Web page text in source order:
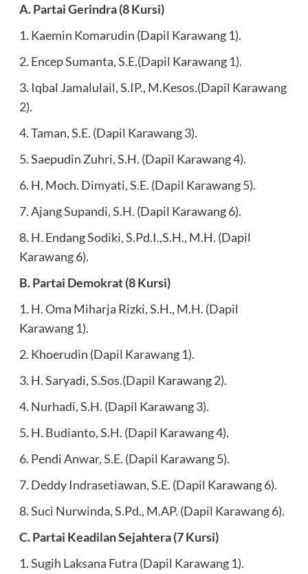
A. Partai Gerindra (8 Kursi)
1. Kaemin Komarudin (Dapil Karawang 1).
2. Encep Sumanta, S.E.(Dapil Karawang 1).
3. Iqbal Jamalulail, S.IP., M.Kesos.(Dapil Karawang
2).
4. Taman, S.E. (Dapil Karawang 3).
5. Saepudin Zuhri, S.H. (Dapil Karawang 4).
6. H. Moch. Dimyati, S.E. (Dapil Karawang 5).
7. Ajang Supandi, S.H. (Dapil Karawang 6).
8. H. Endang Sodiki, S.Pd.I.,S.H., M.H. (Dapil
Karawang 6).
B. Partai Demokrat (8 Kursi)
1. H. Oma Miharja Rizki, S.H., M.H. (Dapil
Karawang 1).
2. Khoerudin (Dapil Karawang 1).
3. H. Saryadi, S.Sos.(Dapil Karawang 2).
4. Nurhadi, S.H. (Dapil Karawang 3).
5. H. Budianto, S.H. (Dapil Karawang 4).
6. Pendi Anwar, S.E. (Dapil Karawang 5).
7. Deddy Indrasetiawan, S.E. (Dapil Karawang 6).
8. Suci Nurwinda, S.Pd., M.AP. (Dapil Karawang 6).
C. Partai Keadilan Sejahtera (7 Kursi)
1. Sugih Laksana Futra (Dapil Karawang 1).